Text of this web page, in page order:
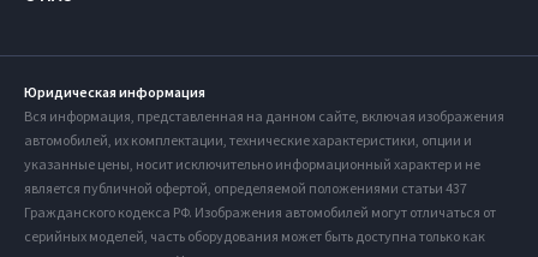
Юридическая информация
Вся информация, представленная на данном сайте, включая изображения
автомобилей, их комплектации, технические характеристики, опции и
указанные цены, носит исключительно информационный характер и не
является публичной офертой, определяемой положениями статьи 437
Гражданского кодекса РФ. Изображения автомобилей могут отличаться от
серийных моделей, часть оборудования может быть доступна только как